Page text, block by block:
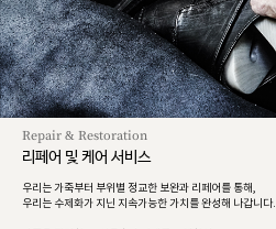
Repair & Restoration
리페어 및 케어 서비스
우리는 가죽부터 부위별 정교한 보완과 리페어를 통해,
우리는 수제화가 지닌 지속가능한 가치를 완성해 나갑니다.